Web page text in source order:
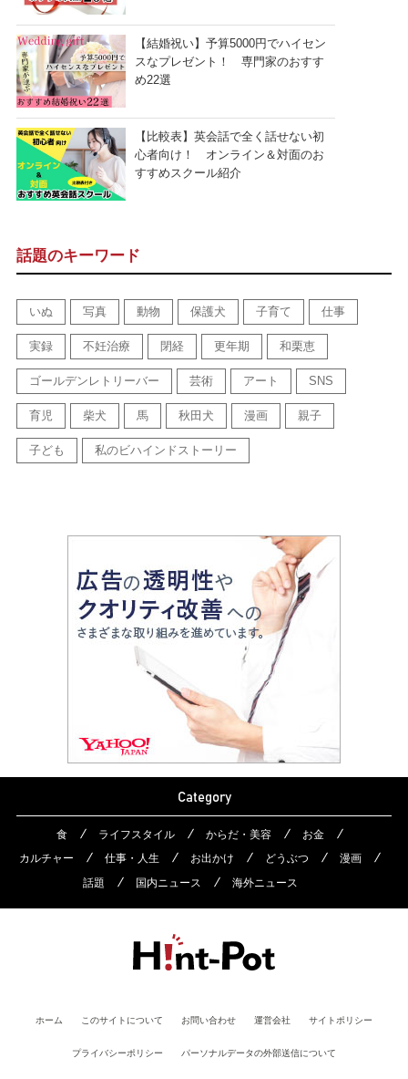
【結婚祝い】予算5000円でハイセン
スなプレゼント！ 専門家のおすす
め22選
【比較表】英会話で全く話せない初
心者向け！ オンライン＆対面のお
すすめスクール紹介
話題のキーワード
いぬ 写真 動物 保護犬 子育て 仕事
実録 不妊治療 閉経 更年期 和栗恵
ゴールデンレトリーバー 芸術 アート SNS
育児 柴犬 馬 秋田犬 漫画 親子
子ども 私のビハインドストーリー
Category
食 ライフスタイル からだ・美容
お金
カルチャー
仕事・人生 お出かけ どうぶつ
漫画
話題
国内ニュース 海外ニュース
ホーム このサイトについて お問い合わせ 運営会社 サイトポリシー
プライバシーポリシー パーソナルデータの外部送信について